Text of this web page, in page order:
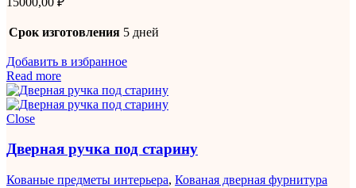
Срок изготовления 5 дней
Добавить в избранное
Read more
Close
Дверная ручка под старину
Кованые предметы интерьера, Кованая дверная фурнитура